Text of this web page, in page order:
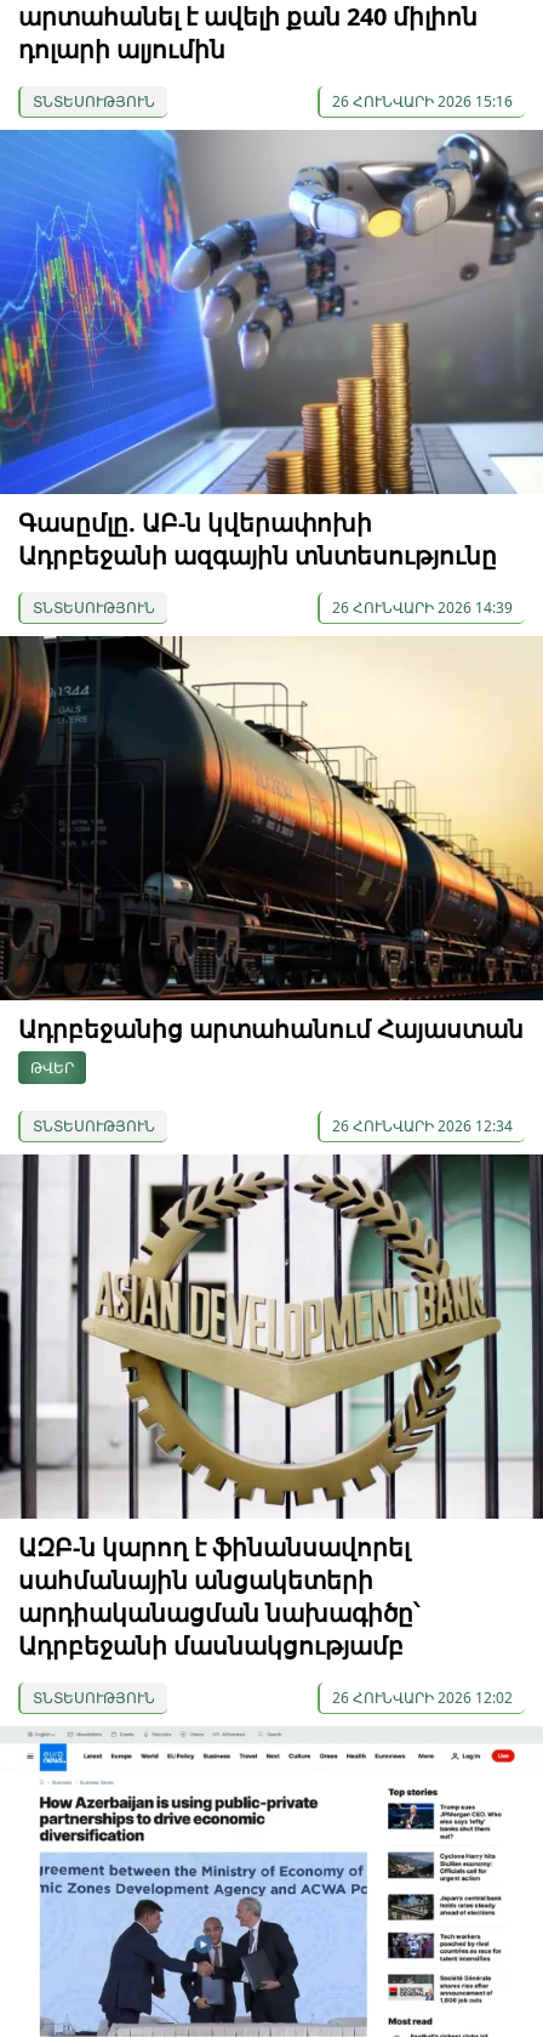
արտահանել է ավելի քան 240 միլիոն
դոլարի ալյումին
ՏՆՏԵՍՈՒԹՅՈՒՆ 26 ՀՈՒՆՎԱՐԻ 2026 15:16
Գասըմլը. ԱԲ-ն կվերափոխի
Ադրբեջանի ազգային տնտեսությունը
ՏՆՏԵՍՈՒԹՅՈՒՆ 26 ՀՈՒՆՎԱՐԻ 2026 14:39
Ադրբեջանից արտահանում Հայաստան
ԹՎԵՐ
ՏՆՏԵՍՈՒԹՅՈՒՆ 26 ՀՈՒՆՎԱՐԻ 2026 12:34
ԱԶԲ-ն կարող է ֆինանսավորել
սահմանային անցակետերի
արդիականացման նախագիծը՝
Ադրբեջանի մասնակցությամբ
ՏՆՏԵՍՈՒԹՅՈՒՆ 26 ՀՈՒՆՎԱՐԻ 2026 12:02